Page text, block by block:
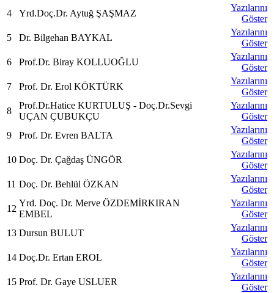
4
Yrd.Doç.Dr. Aytuğ ŞAŞMAZ
Yazılarını
Göster
5
Dr. Bilgehan BAYKAL
Yazılarını
Göster
6
Prof.Dr. Biray KOLLUOĞLU
Yazılarını
Göster
7
Prof. Dr. Erol KÖKTÜRK
Yazılarını
Göster
8
Prof.Dr.Hatice KURTULUŞ - Doç.Dr.Sevgi
UÇAN ÇUBUKÇU
Yazılarını
Göster
9
Prof. Dr. Evren BALTA
Yazılarını
Göster
10 Doç. Dr. Çağdaş ÜNGÖR
Yazılarını
Göster
11 Doç. Dr. Behlül ÖZKAN
Yazılarını
Göster
12
Yrd. Doç. Dr. Merve ÖZDEMİRKIRAN
EMBEL
Yazılarını
Göster
13 Dursun BULUT
Yazılarını
Göster
14 Doç.Dr. Ertan EROL
Yazılarını
Göster
15 Prof. Dr. Gaye USLUER
Yazılarını
Göster